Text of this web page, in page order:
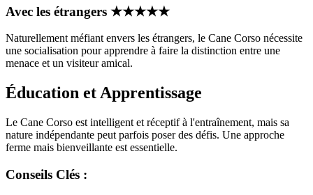
Avec les étrangers ★★★★★
Naturellement méfiant envers les étrangers, le Cane Corso nécessite
une socialisation pour apprendre à faire la distinction entre une
menace et un visiteur amical.
Éducation et Apprentissage
Le Cane Corso est intelligent et réceptif à l'entraînement, mais sa
nature indépendante peut parfois poser des défis. Une approche
ferme mais bienveillante est essentielle.
Conseils Clés :